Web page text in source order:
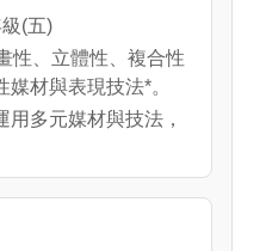
(五)
性、立體性、複合性
材與表現技法*。
多元媒材與技法，